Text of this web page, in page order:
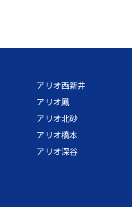
アリオ西新井
アリオ鳳
アリオ北砂
アリオ橋本
アリオ深谷